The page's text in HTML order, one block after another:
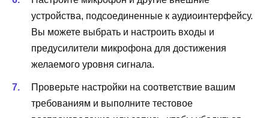
устройства, подсоединенные к аудиоинтерфейсу.
Вы можете выбрать и настроить входы и
предусилители микрофона для достижения
желаемого уровня сигнала.
Проверьте настройки на соответствие вашим
требованиям и выполните тестовое